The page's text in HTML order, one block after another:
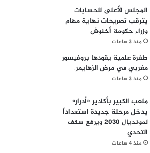
المجلس الأعلى للحسابات
يترقب تصريحات نهاية مهام
وزراء حكومة أخنوش
منذ 3 ساعات
طفرة علمية يقودها بروفيسور
مغربي في مرض الزهايمر.
منذ 3 ساعات
ملعب الكبير بأكادير «أدرار»
يدخل مرحلة جديدة استعداداً
لمونديال 2030 ويرفع سقف
التحدي
منذ 4 ساعات